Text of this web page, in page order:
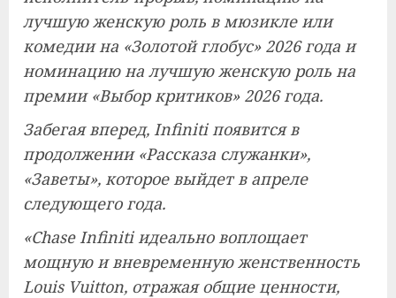
лучшую женскую роль в мюзикле или
комедии на «Золотой глобус» 2026 года и
номинацию на лучшую женскую роль на
премии «Выбор критиков» 2026 года.
Забегая вперед, Infiniti появится в
продолжении «Рассказа служанки»,
«Заветы», которое выйдет в апреле
следующего года.
«Chase Infiniti идеально воплощает
мощную и вневременную женственность
Louis Vuitton, отражая общие ценности,